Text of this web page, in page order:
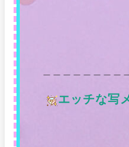
＿＿＿＿＿＿＿＿
エッチな写